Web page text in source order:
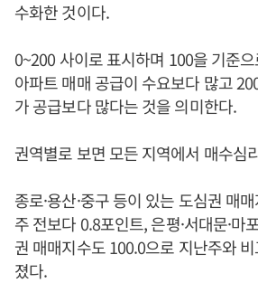
수화한 것이다.
0~200 사이로 표시하며 100을 기준
아파트 매매 공급이 수요보다 많고
가 공급보다 많다는 것을 의미한다.
권역별로 보면 모든 지역에서 매수심
종로·용산·중구 등이 있는 도심권 매
주 전보다 0.8포인트, 은평·서대문·마
권 매매지수도 100.0으로 지난주와
졌다.